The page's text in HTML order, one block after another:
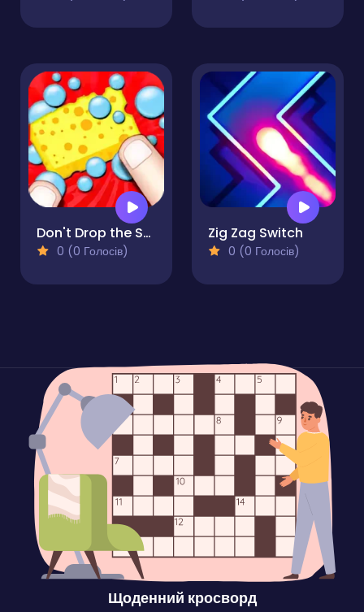
Don't Drop the Sponge
0 (0 Голосів)
Zig Zag Switch
0 (0 Голосів)
Щоденний кросворд